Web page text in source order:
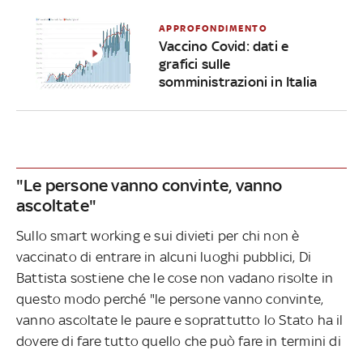
APPROFONDIMENTO
Vaccino Covid: dati e
grafici sulle
somministrazioni in Italia
"Le persone vanno convinte, vanno
ascoltate"
Sullo smart working e sui divieti per chi non è
vaccinato di entrare in alcuni luoghi pubblici, Di
Battista sostiene che le cose non vadano risolte in
questo modo perché "le persone vanno convinte,
vanno ascoltate le paure e soprattutto lo Stato ha il
dovere di fare tutto quello che può fare in termini di